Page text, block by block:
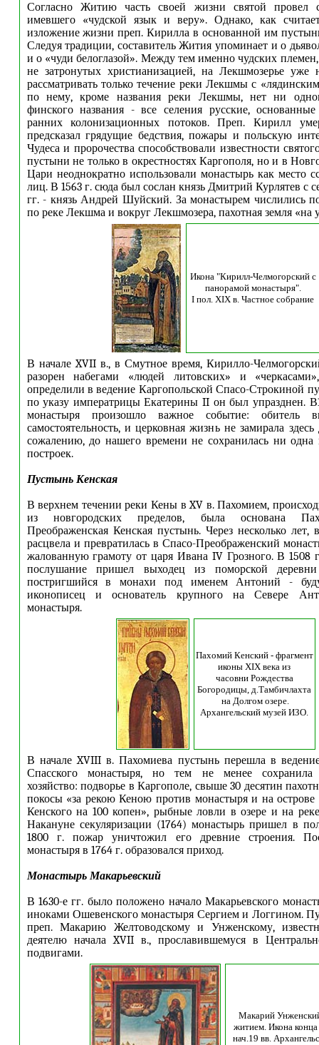
Согласно Житию часть своей жизни святой провел
имевшего «чудской язык и веру». Однако, как
изложение жизни преп. Кирилла в основанной им
Следуя традиции, составитель Жития упоминает и о
и о «чуди белоглазой». Между тем именно чудских
не затронутых христианизацией, на Лекшмозерье
рассматривать только течение реки Лекшмы с
по нему, кроме названия реки Лекшмы, нет ни
финского названия - все селения русские,
ранних колонизационных потоков. Преп. Кирилл
предсказал грядущие бедствия, пожары и польскую
Чудеса и пророчества способствовали известности
пустыни не только в окрестностях Каргополя, но и в
Цари неоднократно использовали монастырь как место
лиц. В 1563 г. сюда был сослан князь Дмитрий Курлятев с
гг. - князь Андрей Шуйский. За монастырем числились
по реке Лекшма и вокруг Лекшмозера, пахотная земля «на
Икона "Кирилл-Челмогорский с
панорамой монастыря".
I пол. XIX в. Частное собрание
В начале XVII в., в Смутное время, Кирилло-
разорен набегами «людей литовских» и
определили в ведение Каргопольской Спасо-Строкиной
по указу императрицы Екатерины II он был упразднен.
монастыря произошло важное событие: обитель
самостоятельность, и церковная жизнь не замирала здесь
сожалению, до нашего времени не сохранилась ни одна
построек.
Пустынь Кенская
В верхнем течении реки Кены в XV в. Пахомием,
из новгородских пределов, была основана
Преображенская Кенская пустынь. Через несколько лет,
расцвела и превратилась в Спасо-Преображенский
жалованную грамоту от царя Ивана IV Грозного. В 1508
послушание пришел выходец из поморской
постригшийся в монахи под именем Антоний -
иконописец и основатель крупного на Севере
монастыря.
Пахомий Кенский - фрагмент
иконы XIX века из
часовни Рождества
Богородицы, д.Тамбичлахта
на Долгом озере.
Архангельский музей ИЗО.
В начале XVIII в. Пахомиева пустынь перешла в
Спасского монастыря, но тем не менее сохранила
хозяйство: подворье в Каргополе, свыше 30 десятин
покосы «за рекою Кеною против монастыря и на острове
Кенского на 100 копен», рыбные ловли в озере и на
Накануне секуляризации (1764) монастырь пришел в
1800 г. пожар уничтожил его древние строения.
монастыря в 1764 г. образовался приход.
Монастырь Макарьевский
В 1630-е гг. было положено начало Макарьевского
иноками Ошевенского монастыря Сергием и Логгином.
преп. Макарию Желтоводскому и Унженскому,
деятелю начала XVII в., прославившемуся в
подвигами.
Макарий
житием. Икона
нач.19 вв.